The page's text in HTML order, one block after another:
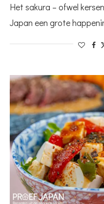
Het sakura – ofwel
Japan een grote